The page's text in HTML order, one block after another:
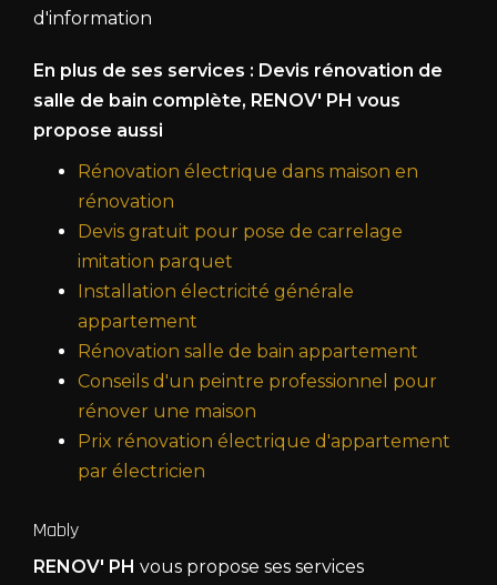
d'information
En plus de ses services : Devis rénovation de
salle de bain complète, RENOV' PH vous
propose aussi
Rénovation électrique dans maison en
rénovation
Devis gratuit pour pose de carrelage
imitation parquet
Installation électricité générale
appartement
Rénovation salle de bain appartement
Conseils d'un peintre professionnel pour
rénover une maison
Prix rénovation électrique d'appartement
par électricien
Mably
RENOV' PH vous propose ses services